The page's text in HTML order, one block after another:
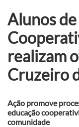
Alunos
realizam
Cruzeiro
Ação promove
educação
comunidade